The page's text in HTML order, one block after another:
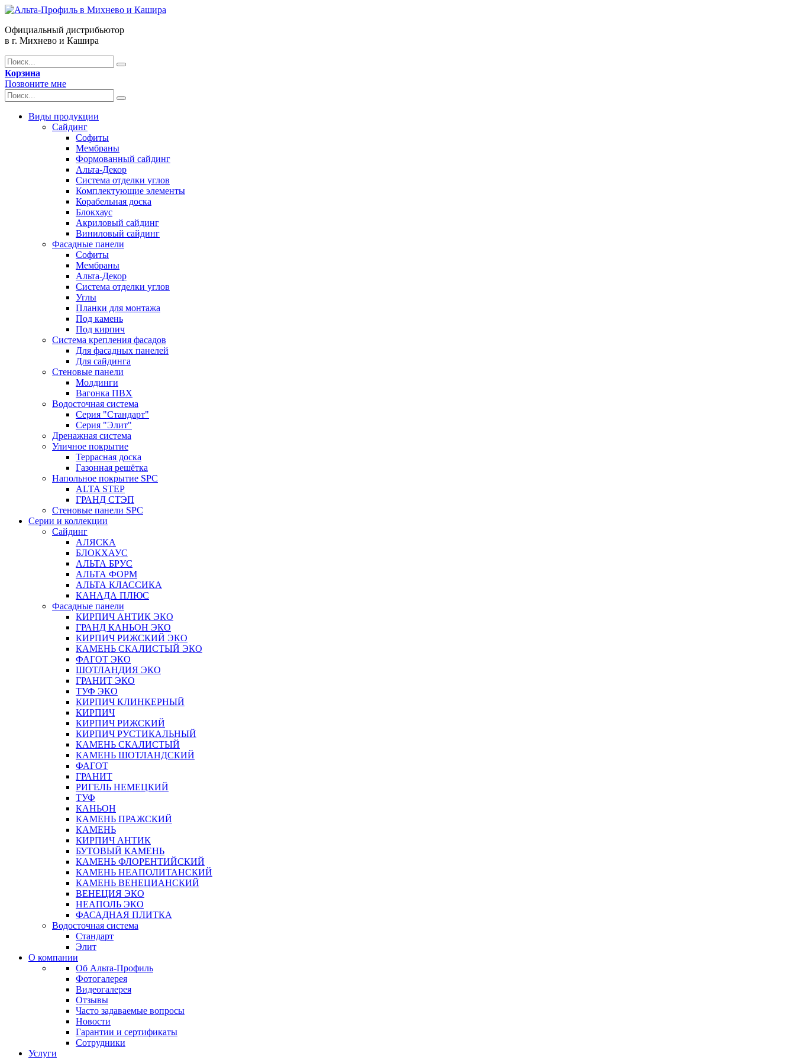
Официальный дистрибьютор
в г. Михнево и Кашира
Корзина
Позвоните мне
Виды продукции
Сайдинг
Софиты
Мембраны
Формованный сайдинг
Альта-Декор
Система отделки углов
Комплектующие элементы
Корабельная доска
Блокхаус
Акриловый сайдинг
Виниловый сайдинг
Фасадные панели
Софиты
Мембраны
Альта-Декор
Система отделки углов
Углы
Планки для монтажа
Под камень
Под кирпич
Система крепления фасадов
Для фасадных панелей
Для сайдинга
Стеновые панели
Молдинги
Вагонка ПВХ
Водосточная система
Серия "Стандарт"
Серия "Элит"
Дренажная система
Уличное покрытие
Террасная доска
Газонная решётка
Напольное покрытие SPC
ALTA STEP
ГРАНД СТЭП
Стеновые панели SPC
Серии и коллекции
Сайдинг
АЛЯСКА
БЛОКХАУС
АЛЬТА БРУС
АЛЬТА ФОРМ
АЛЬТА КЛАССИКА
КАНАДА ПЛЮС
Фасадные панели
КИРПИЧ АНТИК ЭКО
ГРАНД КАНЬОН ЭКО
КИРПИЧ РИЖСКИЙ ЭКО
КАМЕНЬ СКАЛИСТЫЙ ЭКО
ФАГОТ ЭКО
ШОТЛАНДИЯ ЭКО
ГРАНИТ ЭКО
ТУФ ЭКО
КИРПИЧ КЛИНКЕРНЫЙ
КИРПИЧ
КИРПИЧ РИЖСКИЙ
КИРПИЧ РУСТИКАЛЬНЫЙ
КАМЕНЬ СКАЛИСТЫЙ
КАМЕНЬ ШОТЛАНДСКИЙ
ФАГОТ
ГРАНИТ
РИГЕЛЬ НЕМЕЦКИЙ
ТУФ
КАНЬОН
КАМЕНЬ ПРАЖСКИЙ
КАМЕНЬ
КИРПИЧ АНТИК
БУТОВЫЙ КАМЕНЬ
КАМЕНЬ ФЛОРЕНТИЙСКИЙ
КАМЕНЬ НЕАПОЛИТАНСКИЙ
КАМЕНЬ ВЕНЕЦИАНСКИЙ
ВЕНЕЦИЯ ЭКО
НЕАПОЛЬ ЭКО
ФАСАДНАЯ ПЛИТКА
Водосточная система
Стандарт
Элит
О компании
Об Альта-Профиль
Фотогалерея
Видеогалерея
Отзывы
Часто задаваемые вопросы
Новости
Гарантии и сертификаты
Сотрудники
Услуги